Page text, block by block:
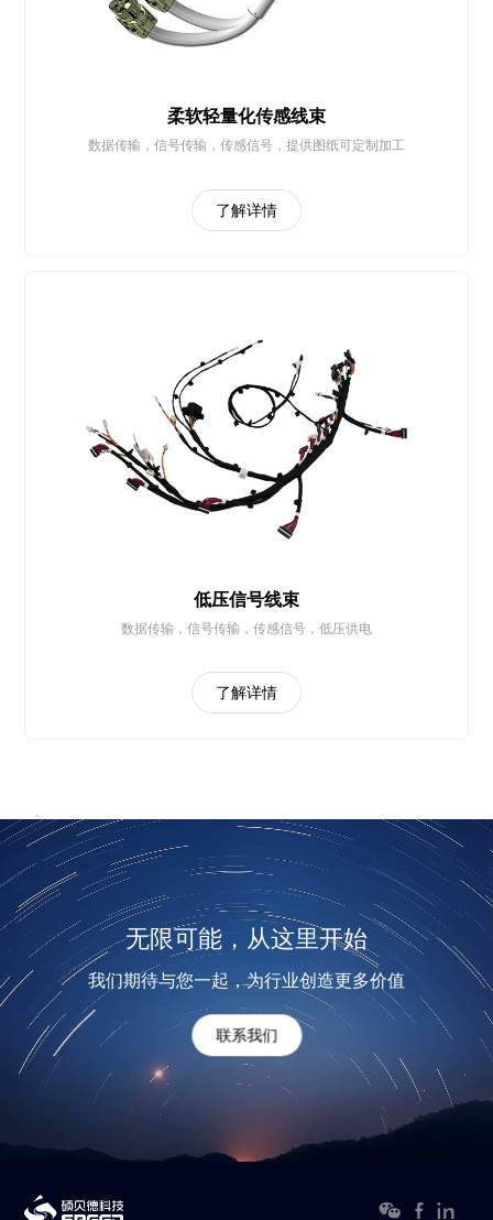
柔软轻量化传感线束
数据传输，信号传输，传感信号，提供图纸可定制加工
了解详情
低压信号线束
数据传输，信号传输，传感信号，低压供电
了解详情
无限可能，从这里开始
我们期待与您一起，为行业创造更多价值
联系我们